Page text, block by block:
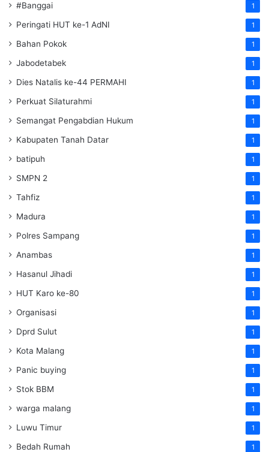
#Banggai 1
Peringati HUT ke-1 AdNI 1
Bahan Pokok 1
Jabodetabek 1
Dies Natalis ke-44 PERMAHI 1
Perkuat Silaturahmi 1
Semangat Pengabdian Hukum 1
Kabupaten Tanah Datar 1
batipuh 1
SMPN 2 1
Tahfiz 1
Madura 1
Polres Sampang 1
Anambas 1
Hasanul Jihadi 1
HUT Karo ke-80 1
Organisasi 1
Dprd Sulut 1
Kota Malang 1
Panic buying 1
Stok BBM 1
warga malang 1
Luwu Timur 1
Bedah Rumah 1